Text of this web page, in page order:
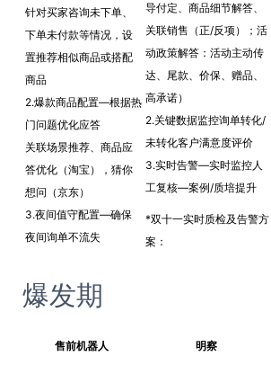
针对买家咨询未下单、
下单未付款等情况，设
置推荐相似商品或搭配
商品
2.爆款商品配置—根据热
门问题优化应答
关联场景推荐、商品应
答优化（淘宝），猜你
想问（京东）
3.夜间值守配置—确保
夜间询单不流失
导付定、商品细节解答、
关联销售（正/反项）；活
动政策解答：活动主动传
达、尾款、价保、赠品、
高承诺）
2.关键数据监控询单转化/
未转化客户满意度评价
3.实时告警—实时监控人
工复核—案例/质培提升
*双十一实时质检及告警方
案：
爆发期
售前机器人 明察